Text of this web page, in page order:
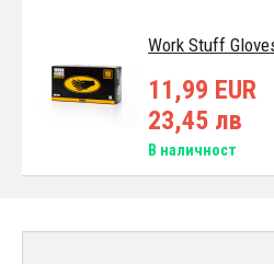
Work Stuff
11,99 EUR
23,45 лв
В наличност